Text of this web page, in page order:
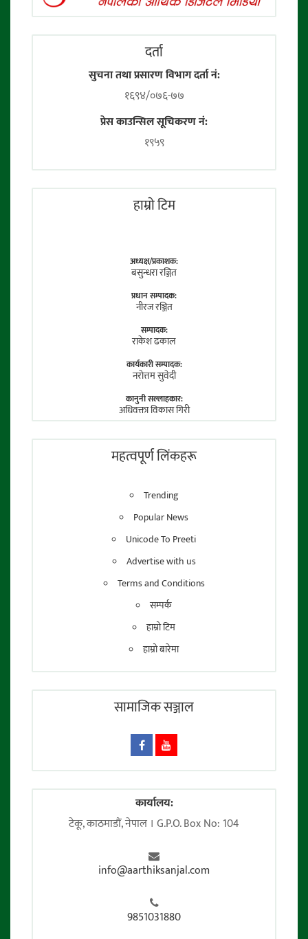
दर्ता
सुचना तथा प्रसारण विभाग दर्ता नं:
१६९४/०७६-७७
प्रेस काउन्सिल सूचिकरण नं:
१९५९
हाम्राे टिम
अध्यक्ष/प्रकाशक:
बसुन्धरा रञ्जित
प्रधान सम्पादक:
नीरज रञ्जित
सम्पादक:
राकेश ढकाल
कार्यकारी सम्पादक:
नराेत्तम सुवेदी
कानुनी सल्लाहकार:
अधिवक्ता विकास गिरी
तेजेन्द्र श्रेष्ठ
महत्वपूर्ण लिंकहरू
Trending
Popular News
Unicode To Preeti
Advertise with us
Terms and Conditions
सम्पर्क
हाम्रो टिम
हाम्रो बारेमा
सामाजिक सञ्जाल
कार्यालय:
टेकू, काठमाडाैं, नेपाल । G.P.O. Box No: 104
info@aarthiksanjal.com
9851031880